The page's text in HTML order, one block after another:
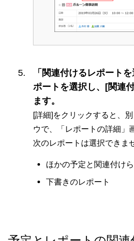
「関連付けるレポート
ポートを選択し、[関連
ます。
[詳細]をクリックすると、
ウで、「レポートの詳細」
次のレポートは選択できま
ほかの予定と関連付け
下書きのレポート